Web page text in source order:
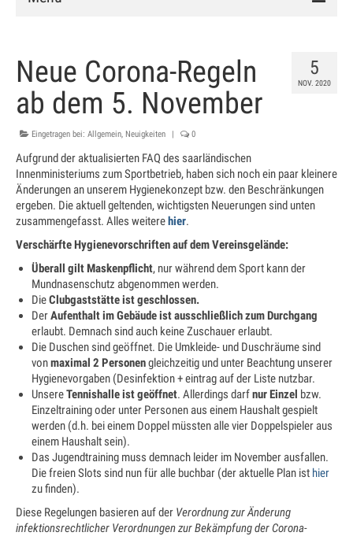
Vorstand
Chronik
Mitglied werden
Satzung
Anlage
Hallenbuchung
Training
Schnuppertraining
Jugendtraining
Mannschaftstraining
Medenspiele 2025
Jugendmannschaften – in Bearbeitung
Seniorenmannschaften – in Bearbeitung
SaarLorLux HobbyTour – in Bearbeitung
5
NOV. 2020
Neue Corona-Regeln
ab dem 5. November
Eingetragen bei: Allgemein, Neuigkeiten | 0
Aufgrund der aktualisierten FAQ des saarländischen
Innenministeriums zum Sportbetrieb, haben sich noch ein paar kleinere
Änderungen an unserem Hygienekonzept bzw. den Beschränkungen
ergeben. Die aktuell geltenden, wichtigsten Neuerungen sind unten
zusammengefasst. Alles weiterehier.
Verschärfte Hygienevorschriftenauf dem Vereinsgelände:
Überall gilt Maskenpflicht, nur während dem Sport kann der
Mundnasenschutz abgenommen werden.
DieClubgaststätte ist geschlossen.
DerAufenthalt im Gebäude ist ausschließlich zum Durchgang
erlaubt. Demnach sind auch keine Zuschauer erlaubt.
Die Duschen sind geöffnet. Die Umkleide- und Duschräume sind
vonmaximal 2 Personengleichzeitig und unter Beachtung unserer
Hygienevorgaben (Desinfektion + eintrag auf der Liste nutzbar.
UnsereTennishalle ist geöffnet. Allerdings darfnur Einzel bzw.
Einzeltraining oder unter Personen aus einem Haushalt gespielt
werden (d.h. bei einem Doppel müssten alle vier Doppelspieler aus
einem Haushalt sein).
Das Jugendtraining muss demnach leider im November ausfallen.
Die freien Slots sind nun für alle buchbar (der aktuelle Plan ist hier
zu finden).
Diese Regelungen basieren auf der Verordnung zur Änderung
infektionsrechtlicher Verordnungen zur Bekämpfung der Corona-